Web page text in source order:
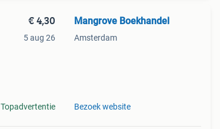
€ 4,30
5 aug 26
Topadvertentie
Mangrove Boekhandel
Amsterdam
Bezoek website